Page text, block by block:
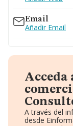
Email
Añadir Email
A través del
desde